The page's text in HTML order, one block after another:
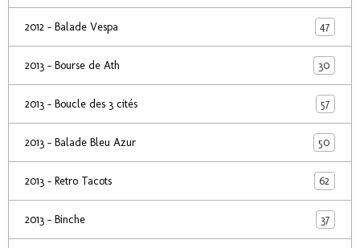
2012 - Balade Vespa 47
2013 - Bourse de Ath 30
2013 - Boucle des 3 cités 57
2013 - Balade Bleu Azur 50
2013 - Retro Tacots 62
2013 - Binche 37